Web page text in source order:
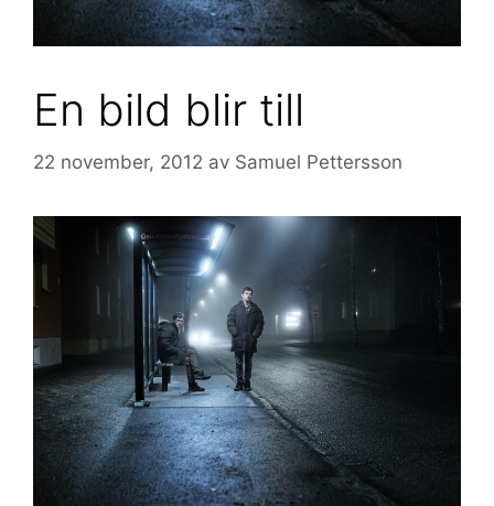
En bild blir till
22 november, 2012 av Samuel Pettersson